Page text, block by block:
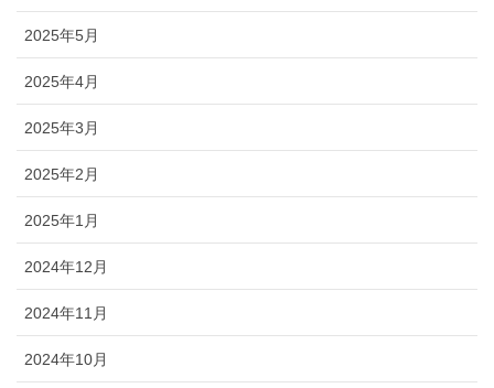
2025年5月
2025年4月
2025年3月
2025年2月
2025年1月
2024年12月
2024年11月
2024年10月